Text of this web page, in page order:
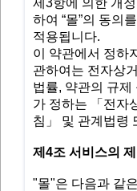
제3항에 의한 개
하여 “몰”의 동의
적용됩니다.
이 약관에서 정하
관하여는 전자상
법률, 약관의 규제
가 정하는 「전자
침」 및 관계법령
제4조 서비스의
"몰"은 다음과 같